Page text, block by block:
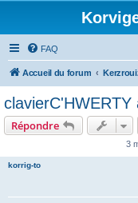
FAQ
Accueil du forum
clavierC'HWERTY
Répondre
3
korrig-to